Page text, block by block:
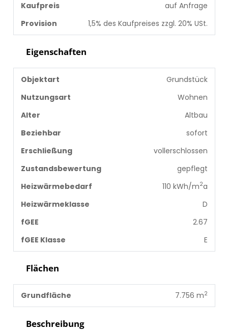
Beschreibung
Kaufpreis
auf Anfrage
Provision
1,5% des Kaufpreises zzgl. 20% USt.
Eigenschaften
Objektart
Grundstück
Nutzungsart
Wohnen
Alter
Altbau
Beziehbar
sofort
Erschließung
vollerschlossen
Zustandsbewertung
gepflegt
Heizwärmebedarf
110 kWh/m2a
Heizwärmeklasse
D
fGEE
2.67
fGEE Klasse
E
Flächen
Grundfläche 7.756 m2